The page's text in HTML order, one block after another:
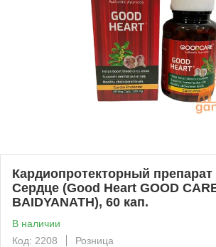
Кардиопротекторный
Сердце (Good Heart GOOD
BAIDYANATH), 60 кап.
В наличии
Код: 2208
Розница